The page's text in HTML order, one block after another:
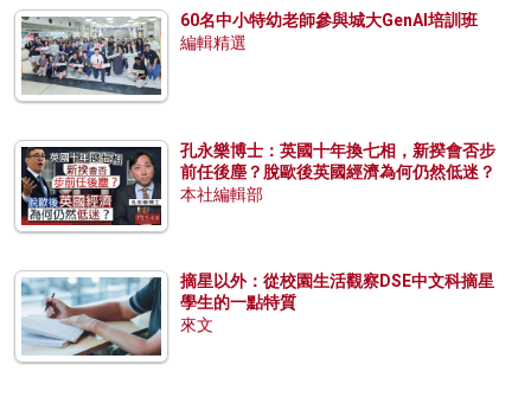
60名中小特幼老師參與城大GenAI培訓班
編輯精選
孔永樂博士：英國十年換七相，新揆會否步
前任後塵？脫歐後英國經濟為何仍然低迷？
本社編輯部
摘星以外：從校園生活觀察DSE中文科摘星
學生的一點特質
來文